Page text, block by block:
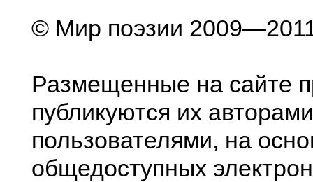
© Мир поэзии
Размещенные на сайте
публикуются их
пользователями, на
общедоступных